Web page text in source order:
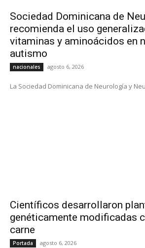
Sociedad Dominicana de
recomienda el uso
vitaminas y aminoácidos en
autismo
nacionales agosto 6, 2026
La Sociedad Dominicana de Neurología y
Científicos desarrollaron
genéticamente modificadas
carne
Portada agosto 6, 2026